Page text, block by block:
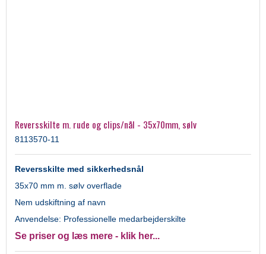
Reversskilte m. rude og clips/nål - 35x70mm, sølv
8113570-11
Reversskilte med sikkerhedsnål
35x70 mm m. sølv overflade
Nem udskiftning af navn
Anvendelse: Professionelle medarbejderskilte
Se priser og læs mere - klik her...